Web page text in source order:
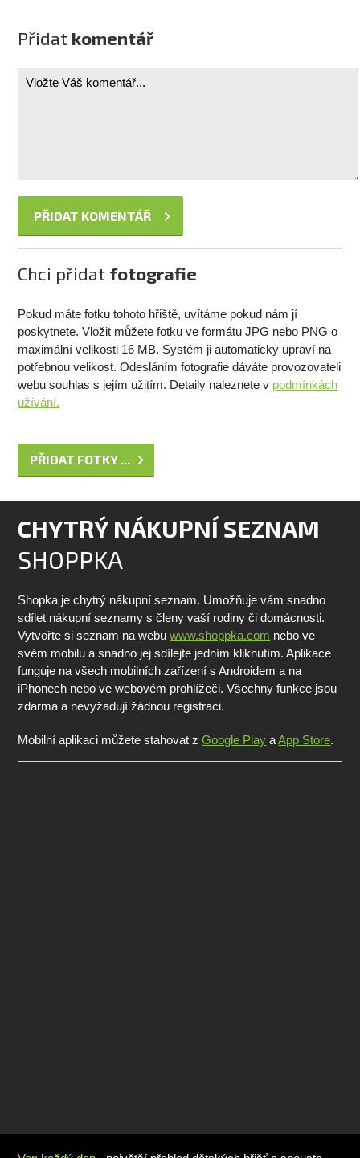
Přidat komentář
Chci přidat fotografie
Pokud máte fotku tohoto hřiště, uvítáme pokud nám jí
poskytnete. Vložit můžete fotku ve formátu JPG nebo PNG o
maximální velikosti 16 MB. Systém ji automaticky upraví na
potřebnou velikost. Odesláním fotografie dáváte provozovateli
webu souhlas s jejím užitím. Detaily naleznete v podmínkách
užívání.
PŘIDAT FOTKY ...
CHYTRÝ NÁKUPNÍ SEZNAM
SHOPPKA
Shopka je chytrý nákupní seznam. Umožňuje vám snadno
sdílet nákupní seznamy s členy vaší rodiny či domácnosti.
Vytvořte si seznam na webuwww.shoppka.com nebo ve
svém mobilu a snadno jej sdílejte jedním kliknutím. Aplikace
funguje na všech mobilních zařízení s Androidem a na
iPhonech nebo ve webovém prohlížeči. Všechny funkce jsou
zdarma a nevyžadují žádnou registraci.
Mobilní aplikaci můžete stahovat zGoogle Play aApp Store.